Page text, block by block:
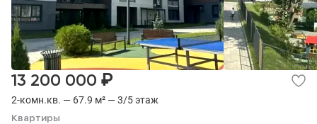
2-комн.кв. — 67.9 м² — 3/5 этаж
Квартиры
13 200 000 ₽